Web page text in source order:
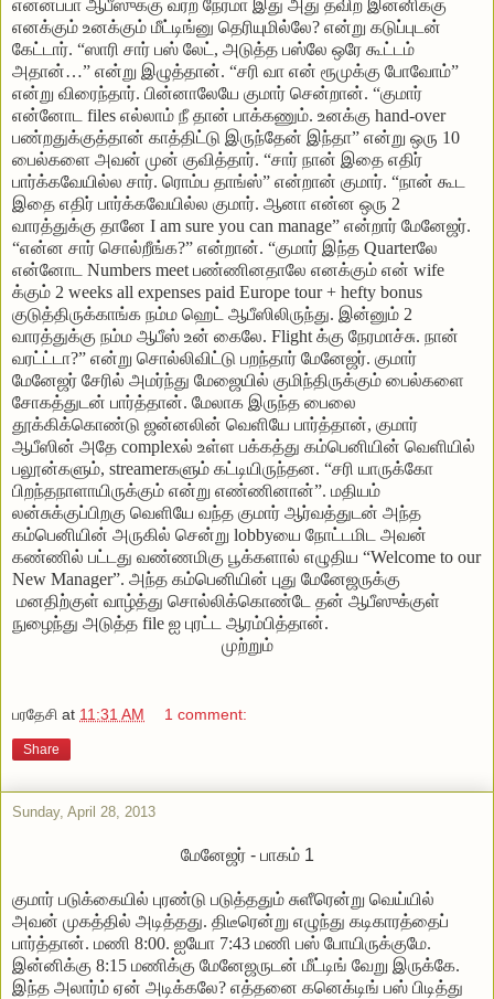
என்னப்பா ஆபீஸுக்கு வர்ற நேரமா இது அது தவிற இன்னிக்கு
எனக்கும் உனக்கும் மீட்டிங்னு தெரியுமில்லே? என்று கடுப்புடன்
கேட்டார். “ஸாரி சார் பஸ் லேட், அடுத்த பஸ்லே ஒரே கூட்டம்
அதான்…” என்று இழுத்தான். “சரி வா என் ரூமுக்கு போவோம்”
என்று விரைந்தார். பின்னாலேயே குமார் சென்றான். “குமார்
என்னோட files எல்லாம் நீ தான் பாக்கணும். உனக்கு hand-over
பண்றதுக்குத்தான் காத்திட்டு இருந்தேன் இந்தா” என்று ஒரு 10
பைல்களை அவன் முன் குவித்தார். “சார் நான் இதை எதிர்
பார்க்கவேயில்ல சார். ரொம்ப தாங்ஸ்” என்றான் குமார். “நான் கூட
இதை எதிர் பார்க்கவேயில்ல குமார். ஆனா என்ன ஒரு 2
வாரத்துக்கு தானே I am sure you can manage” என்றார் மேனேஜர்.
“என்ன சார் சொல்றீங்க?” என்றான். “குமார் இந்த Quarterலே
என்னோட Numbers meet பண்ணினதாலே எனக்கும் என் wife
க்கும் 2 weeks all expenses paid Europe tour + hefty bonus
குடுத்திருக்காங்க நம்ம ஹெட் ஆபீஸிலிருந்து. இன்னும் 2
வாரத்துக்கு நம்ம ஆபீஸ் உன் கைலே. Flight க்கு நேரமாச்சு. நான்
வரட்ட்டா?” என்று சொல்லிவிட்டு பறந்தார் மேனேஜர். குமார்
மேனேஜர் சேரில் அமர்ந்து மேஜையில் குமிந்திருக்கும் பைல்களை
சோகத்துடன் பார்த்தான். மேலாக இருந்த பைலை
தூக்கிக்கொண்டு ஜன்னலின் வெளியே பார்த்தான், குமார்
ஆபீஸின் அதே complexல் உள்ள பக்கத்து கம்பெனியின் வெளியில்
பலூன்களும், streamerகளும் கட்டியிருந்தன. “சரி யாருக்கோ
பிறந்தநாளாயிருக்கும் என்று எண்ணினான்”. மதியம்
லன்சுக்குப்பிறகு வெளியே வந்த குமார் ஆர்வத்துடன் அந்த
கம்பெனியின் அருகில் சென்று lobbyயை நோட்டமிட அவன்
கண்ணில் பட்டது வண்ணமிகு பூக்களால் எழுதிய “Welcome to our
New Manager”. அந்த கம்பெனியின் புது மேனேஜருக்கு
மனதிற்குள் வாழ்த்து சொல்லிக்கொண்டே தன் ஆபீஸுக்குள்
நுழைந்து அடுத்த file ஐ புரட்ட ஆரம்பித்தான்.
முற்றும்
பரதேசி at 11:31 AM 1 comment:
Share
Sunday, April 28, 2013
மேனேஜர் - பாகம் 1
குமார் படுக்கையில் புரண்டு படுத்ததும் சுளீரென்று வெய்யில்
அவன் முகத்தில் அடித்தது. திடீரென்று எழுந்து கடிகாரத்தைப்
பார்த்தான். மணி 8:00. ஐயோ 7:43 மணி பஸ் போயிருக்குமே.
இன்னிக்கு 8:15 மணிக்கு மேனேஜருடன் மீட்டிங் வேறு இருக்கே.
இந்த அலார்ம் ஏன் அடிக்கலே? எத்தனை கனெக்டிங் பஸ் பிடித்து